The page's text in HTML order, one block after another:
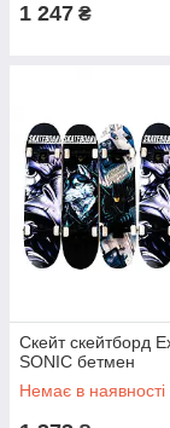
1 247 ₴
Скейт скейтборд
SONIC бетмен
Немає в наявності